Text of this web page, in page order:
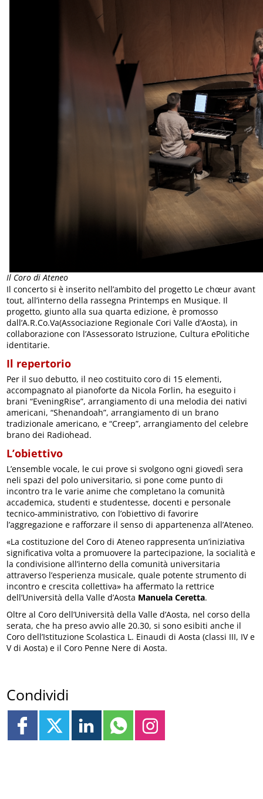
Il Coro di Ateneo
Il concerto si è inserito nell’ambito del progetto Le chœur avant
tout, all’interno della rassegna Printemps en Musique. Il
progetto, giunto alla sua quarta edizione, è promosso
dall’A.R.Co.Va(Associazione Regionale Cori Valle d’Aosta), in
collaborazione con l’Assessorato Istruzione, Cultura ePolitiche
identitarie.
Il repertorio
Per il suo debutto, il neo costituito coro di 15 elementi,
accompagnato al pianoforte da Nicola Forlin, ha eseguito i
brani “EveningRise”, arrangiamento di una melodia dei nativi
americani, “Shenandoah”, arrangiamento di un brano
tradizionale americano, e “Creep”, arrangiamento del celebre
brano dei Radiohead.
L’obiettivo
L’ensemble vocale, le cui prove si svolgono ogni giovedì sera
neli spazi del polo universitario, si pone come punto di
incontro tra le varie anime che completano la comunità
accademica, studenti e studentesse, docenti e personale
tecnico-amministrativo, con l’obiettivo di favorire
l’aggregazione e rafforzare il senso di appartenenza all’Ateneo.
«La costituzione del Coro di Ateneo rappresenta un’iniziativa
significativa volta a promuovere la partecipazione, la socialità e
la condivisione all’interno della comunità universitaria
attraverso l’esperienza musicale, quale potente strumento di
incontro e crescita collettiva» ha affermato la rettrice
dell’Università della Valle d’Aosta Manuela Ceretta.
Oltre al Coro dell’Università della Valle d’Aosta, nel corso della
serata, che ha preso avvio alle 20.30, si sono esibiti anche il
Coro dell’Istituzione Scolastica L. Einaudi di Aosta (classi III, IV e
V di Aosta) e il Coro Penne Nere di Aosta.
Condividi